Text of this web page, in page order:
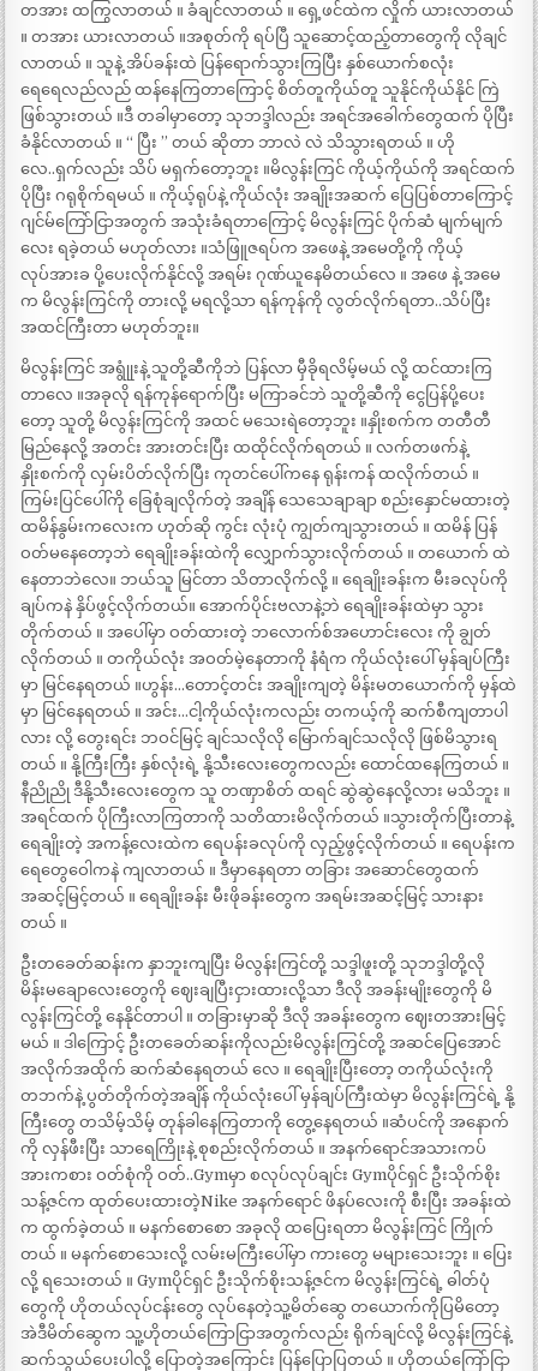
တအား ထကြွလာတယ် ။ ခံချင်လာတယ် ။ ရှေ့ဖင်ထဲက လှိုက် ယားလာတယ်
။ တအား ယားလာတယ် ။အစုတ်ကို ရပ်ပြီ သူဆောင့်ထည့်တာတွေကို လိုချင်
လာတယ် ။ သူနဲ့ အိပ်ခန်းထဲ ပြန်ရောက်သွားကြပြီး နှစ်ယောက်စလုံး
ရေရေလည်လည် ထန်နေကြတာကြောင့် စိတ်တူကိုယ်တူ သူနိုင်ကိုယ်နိုင် ကြဲ
ဖြစ်သွားတယ် ။ဒီ တခါမှာတော့ သုဘဒ္ဒါလည်း အရင်အခေါက်တွေထက် ပိုပြီး
ခံနိုင်လာတယ် ။ “ ပြီး ” တယ် ဆိုတာ ဘာလဲ လဲ သိသွားရတယ် ။ ဟို
လေ..ရှက်လည်း သိပ် မရှက်တော့ဘူး ။မိလွန်းကြင် ကိုယ့်ကိုယ်ကို အရင်ထက်
ပိုပြီး ဂရုစိုက်ရမယ် ။ ကိုယ့်ရုပ်နဲ့ ကိုယ်လုံး အချိုးအဆက် ပြေပြစ်တာကြောင့်
ဂျင်မ်ကြော်ငြာအတွက် အသုံးခံရတာကြောင့် မိလွန်းကြင် ပိုက်ဆံ မျက်မျက်
လေး ရခဲ့တယ် မဟုတ်လား ။သံဖြူဇရပ်က အဖေနဲ့ အမေတို့ကို ကိုယ့်
လုပ်အားခ ပို့ပေးလိုက်နိုင်လို့ အရမ်း ဂုဏ်ယူနေမိတယ်လေ ။ အဖေ နဲ့ အမေ
က မိလွန်းကြင်ကို တားလို့ မရလို့သာ ရန်ကုန်ကို လွတ်လိုက်ရတာ..သိပ်ပြီး
အထင်ကြီးတာ မဟုတ်ဘူး။
မိလွန်းကြင် အရွုုံးနဲ့ သူတို့ဆီကိုဘဲ ပြန်လာ မှီခိုရလိမ့်မယ် လို့ ထင်ထားကြ
တာလေ ။အခုလို ရန်ကုန်ရောက်ပြီး မကြာခင်ဘဲ သူတို့ဆီကို ငွေပြန်ပို့ပေး
တော့ သူတို့ မိလွန်းကြင်ကို အထင် မသေးရဲတော့ဘူး ။နှိုးစက်က တတီတီ
မြည်နေလို့ အတင်း အားတင်းပြီး ထထိုင်လိုက်ရတယ် ။ လက်တဖက်နဲ့
နှိုးစက်ကို လှမ်းပိတ်လိုက်ပြီး ကုတင်ပေါ်ကနေ ရုန်းကန် ထလိုက်တယ် ။
ကြမ်းပြင်ပေါ်ကို ခြေစုံချလိုက်တဲ့ အချိန် သေသေချာချာ စည်းနှောင်မထားတဲ့
ထမိန်နွမ်းကလေးက ဟုတ်ဆို ကွင်း လုံးပုံ ကျွတ်ကျသွားတယ် ။ ထမိန် ပြန်
ဝတ်မနေတော့ဘဲ ရေချိုးခန်းထဲကို လျှောက်သွားလိုက်တယ် ။ တယောက် ထဲ
နေတာဘဲလေ။ ဘယ်သူ မြင်တာ သိတာလိုက်လို့ ။ ရေချိုးခန်းက မီးခလုပ်ကို
ချပ်ကနဲ နှိပ်ဖွင့်လိုက်တယ်။ အောက်ပိုင်းဗလာနဲ့ဘဲ ရေချိုးခန်းထဲမှာ သွား
တိုက်တယ် ။ အပေါ်မှာ ဝတ်ထားတဲ့ ဘလောက်စ်အဟောင်းလေး ကို ချွတ်
လိုက်တယ် ။ တကိုယ်လုံး အဝတ်မဲ့နေတာကို နံရံက ကိုယ်လုံးပေါ် မှန်ချပ်ကြီး
မှာ မြင်နေရတယ် ။ဟွန်း…တောင့်တင်း အချိုးကျတဲ့ မိန်းမတယောက်ကို မှန်ထဲ
မှာ မြင်နေရတယ် ။ အင်း…ငါ့ကိုယ်လုံးကလည်း တကယ့်ကို ဆက်စီကျတာပါ
လား လို့ တွေးရင်း ဘဝင်မြင့် ချင်သလိုလို မြောက်ချင်သလိုလို ဖြစ်မိသွားရ
တယ် ။ နို့ကြီးကြီး နှစ်လုံးရဲ့ နို့သီးလေးတွေကလည်း ထောင်ထနေကြတယ် ။
နီညိုညို ဒီနို့သီးလေးတွေက သူ တဏှာစိတ် ထရင် ဆွဲဆွဲနေလို့လား မသိဘူး ။
အရင်ထက် ပိုကြီးလာကြတာကို သတိထားမိလိုက်တယ် ။သွားတိုက်ပြီးတာနဲ့
ရေချိုးတဲ့ အကန့်လေးထဲက ရေပန်းခလုပ်ကို လှည့်ဖွင့်လိုက်တယ် ။ ရေပန်းက
ရေတွေဝေါကနဲ ကျလာတယ် ။ ဒီမှာနေရတာ တခြား အဆောင်တွေထက်
အဆင့်မြင့်တယ် ။ ရေချိုးခန်း မီးဖိုခန်းတွေက အရမ်းအဆင့်မြင့် သားနား
တယ် ။
ဦးတခေတ်ဆန်းက နှာဘူးကျပြီး မိလွန်းကြင်တို့ သဒ္ဒါဖူးတို့ သုဘဒ္ဒါတို့လို
မိန်းမချောလေးတွေကို ဈေးချပြီးငှားထားလို့သာ ဒီလို အခန်းမျိုးတွေကို မိ
လွန်းကြင်တို့ နေနိုင်တာပါ ။ တခြားမှာဆို ဒီလို အခန်းတွေက ဈေးတအားမြင့်
မယ် ။ ဒါကြောင့် ဦးတခေတ်ဆန်းကိုလည်းမိလွန်းကြင်တို့ အဆင်ပြေအောင်
အလိုက်အထိုက် ဆက်ဆံနေရတယ် လေ ။ ရေချိုးပြီးတော့ တကိုယ်လုံးကို
တဘက်နဲ့ ပွတ်တိုက်တဲ့အချိန် ကိုယ်လုံးပေါ် မှန်ချပ်ကြီးထဲမှာ မိလွန်းကြင်ရဲ့ နို့
ကြီးတွေ တသိမ့်သိမ့် တုန်ခါနေကြတာကို တွေ့နေရတယ် ။ဆံပင်ကို အနောက်
ကို လှန်ဖီးပြီး သာရေကြိုးနဲ့ စုစည်းလိုက်တယ် ။ အနက်ရောင်အသားကပ်
အားကစား ဝတ်စုံကို ဝတ်..Gymမှာ စလုပ်လုပ်ချင်း Gymပိုင်ရှင် ဦးသိုက်စိုး
သန့်ဇင်က ထုတ်ပေးထားတဲ့Nike အနက်ရောင် ဖိနပ်လေးကို စီးပြီး အခန်းထဲ
က ထွက်ခဲ့တယ် ။ မနက်စောစော အခုလို ထပြေးရတာ မိလွန်းကြင် ကြိုက်
တယ် ။ မနက်စောသေးလို့ လမ်းမကြီးပေါ်မှာ ကားတွေ မများသေးဘူး ။ ပြေး
လို့ ရသေးတယ် ။ Gymပိုင်ရှင် ဦးသိုက်စိုးသန့်ဇင်က မိလွန်းကြင်ရဲ့ ဓါတ်ပုံ
တွေကို ဟိုတယ်လုပ်ငန်းတွေ လုပ်နေတဲ့သူ့မိတ်ဆွေ တယောက်ကိုပြမိတော့
အဲဒီမိတ်ဆွေက သူ့ဟိုတယ်ကြောငြာအတွက်လည်း ရိုက်ချင်လို့ မိလွန်းကြင်နဲ့
ဆက်သွယ်ပေးပါလို့ ပြောတဲ့အကြောင်း ပြန်ပြောပြတယ် ။ ဟိုတယ်ကြော်ငြာ